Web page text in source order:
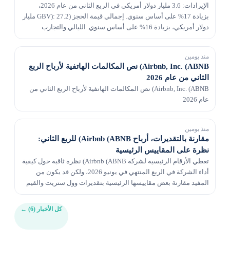
الإيرادات: 3.6 مليار دولار أمريكي في الربع الثاني من عام 2026،
بزيادة 17% على أساس سنوي. إجمالي قيمة الحجز (GBV): 27.2 مليار
دولار أمريكي، بزيادة 16% على أساس سنوي. الليالي والتجارب
منذ يومين
Airbnb, Inc. (ABNB) نص المكالمات الهاتفية لأرباح الربع
الثاني من عام 2026
Airbnb, Inc. (ABNB) نص المكالمات الهاتفية لأرباح الربع الثاني من
عام 2026
منذ يومين
مقارنة بالتقديرات، أرباح Airbnb (ABNB) للربع الثاني:
نظرة على المقاييس الرئيسية
تعطي الأرقام الرئيسية لشركة Airbnb (ABNB) نظرة ثاقبة حول كيفية
أداء الشركة في الربع المنتهي في يونيو 2026، ولكن قد يكون من
المفيد مقارنة بعض مقاييسها الرئيسية بتقديرات وول ستريت والقيم
كل الأخبار (6) ←